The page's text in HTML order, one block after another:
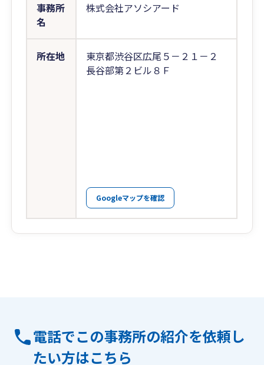
事務所
名
株式会社アソシアード
所在地
東京都渋谷区広尾５－２１－２
長谷部第２ビル８Ｆ
Googleマップを確認
電話でこの事務所の紹介を依頼し
たい方はこちら